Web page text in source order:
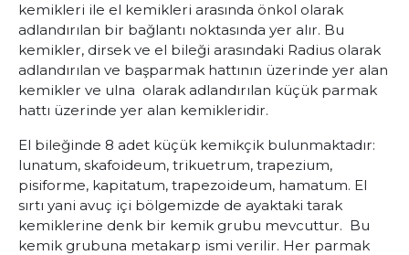
kemikleri ile el kemikleri arasında önkol olarak
adlandırılan bir bağlantı noktasında yer alır. Bu
kemikler, dirsek ve el bileği arasındaki Radius olarak
adlandırılan ve başparmak hattının üzerinde yer alan
kemikler ve ulna olarak adlandırılan küçük parmak
hattı üzerinde yer alan kemikleridir.
El bileğinde 8 adet küçük kemikçik bulunmaktadır:
lunatum, skafoideum, trikuetrum, trapezium,
pisiforme, kapitatum, trapezoideum, hamatum. El
sırtı yani avuç içi bölgemizde de ayaktaki tarak
kemiklerine denk bir kemik grubu mevcuttur. Bu
kemik grubuna metakarp ismi verilir. Her parmak